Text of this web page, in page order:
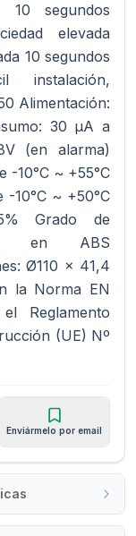
segundos
elevada
10 segundos
Alimentación:
30 μA a
(en alarma)
-10°C ~ +55°C
10°C ~ +50°C
Grado de
en ABS
Ø110 x 41,4
la Norma EN
Reglamento
(UE) Nº
Enviármelo por email